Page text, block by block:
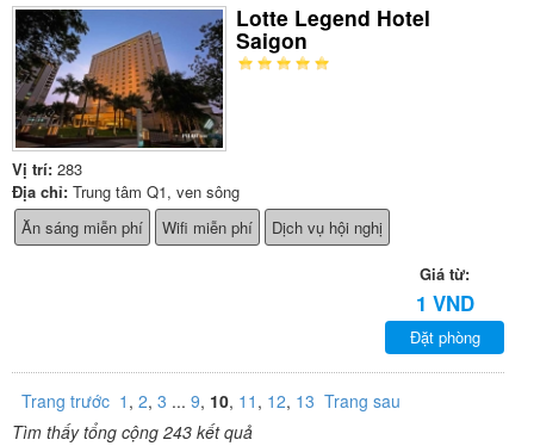
Lotte Legend Hotel
Saigon
Vị trí: 283
Địa chỉ: Trung tâm Q1, ven sông
Ăn sáng miễn phí
Wifi miễn phí Dịch vụ hội nghị
Giá từ:
1 VND
Đặt phòng
Trang trước 1 , 2, 3 ... 9, 10, 11 , 12, 13 Trang sau
Tìm thấy tổng cộng 243 kết quả